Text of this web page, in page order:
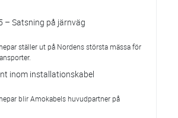
– Satsning på järnväg
ställer ut på Nordens största mässa för
inom installationskabel
blir Amokabels huvudpartner på